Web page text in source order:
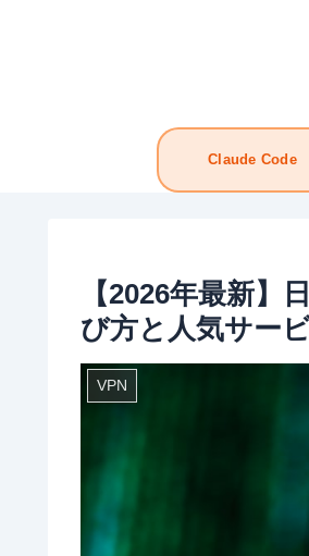
Claude Code
【2026年最新
び方と人気サー
VPN